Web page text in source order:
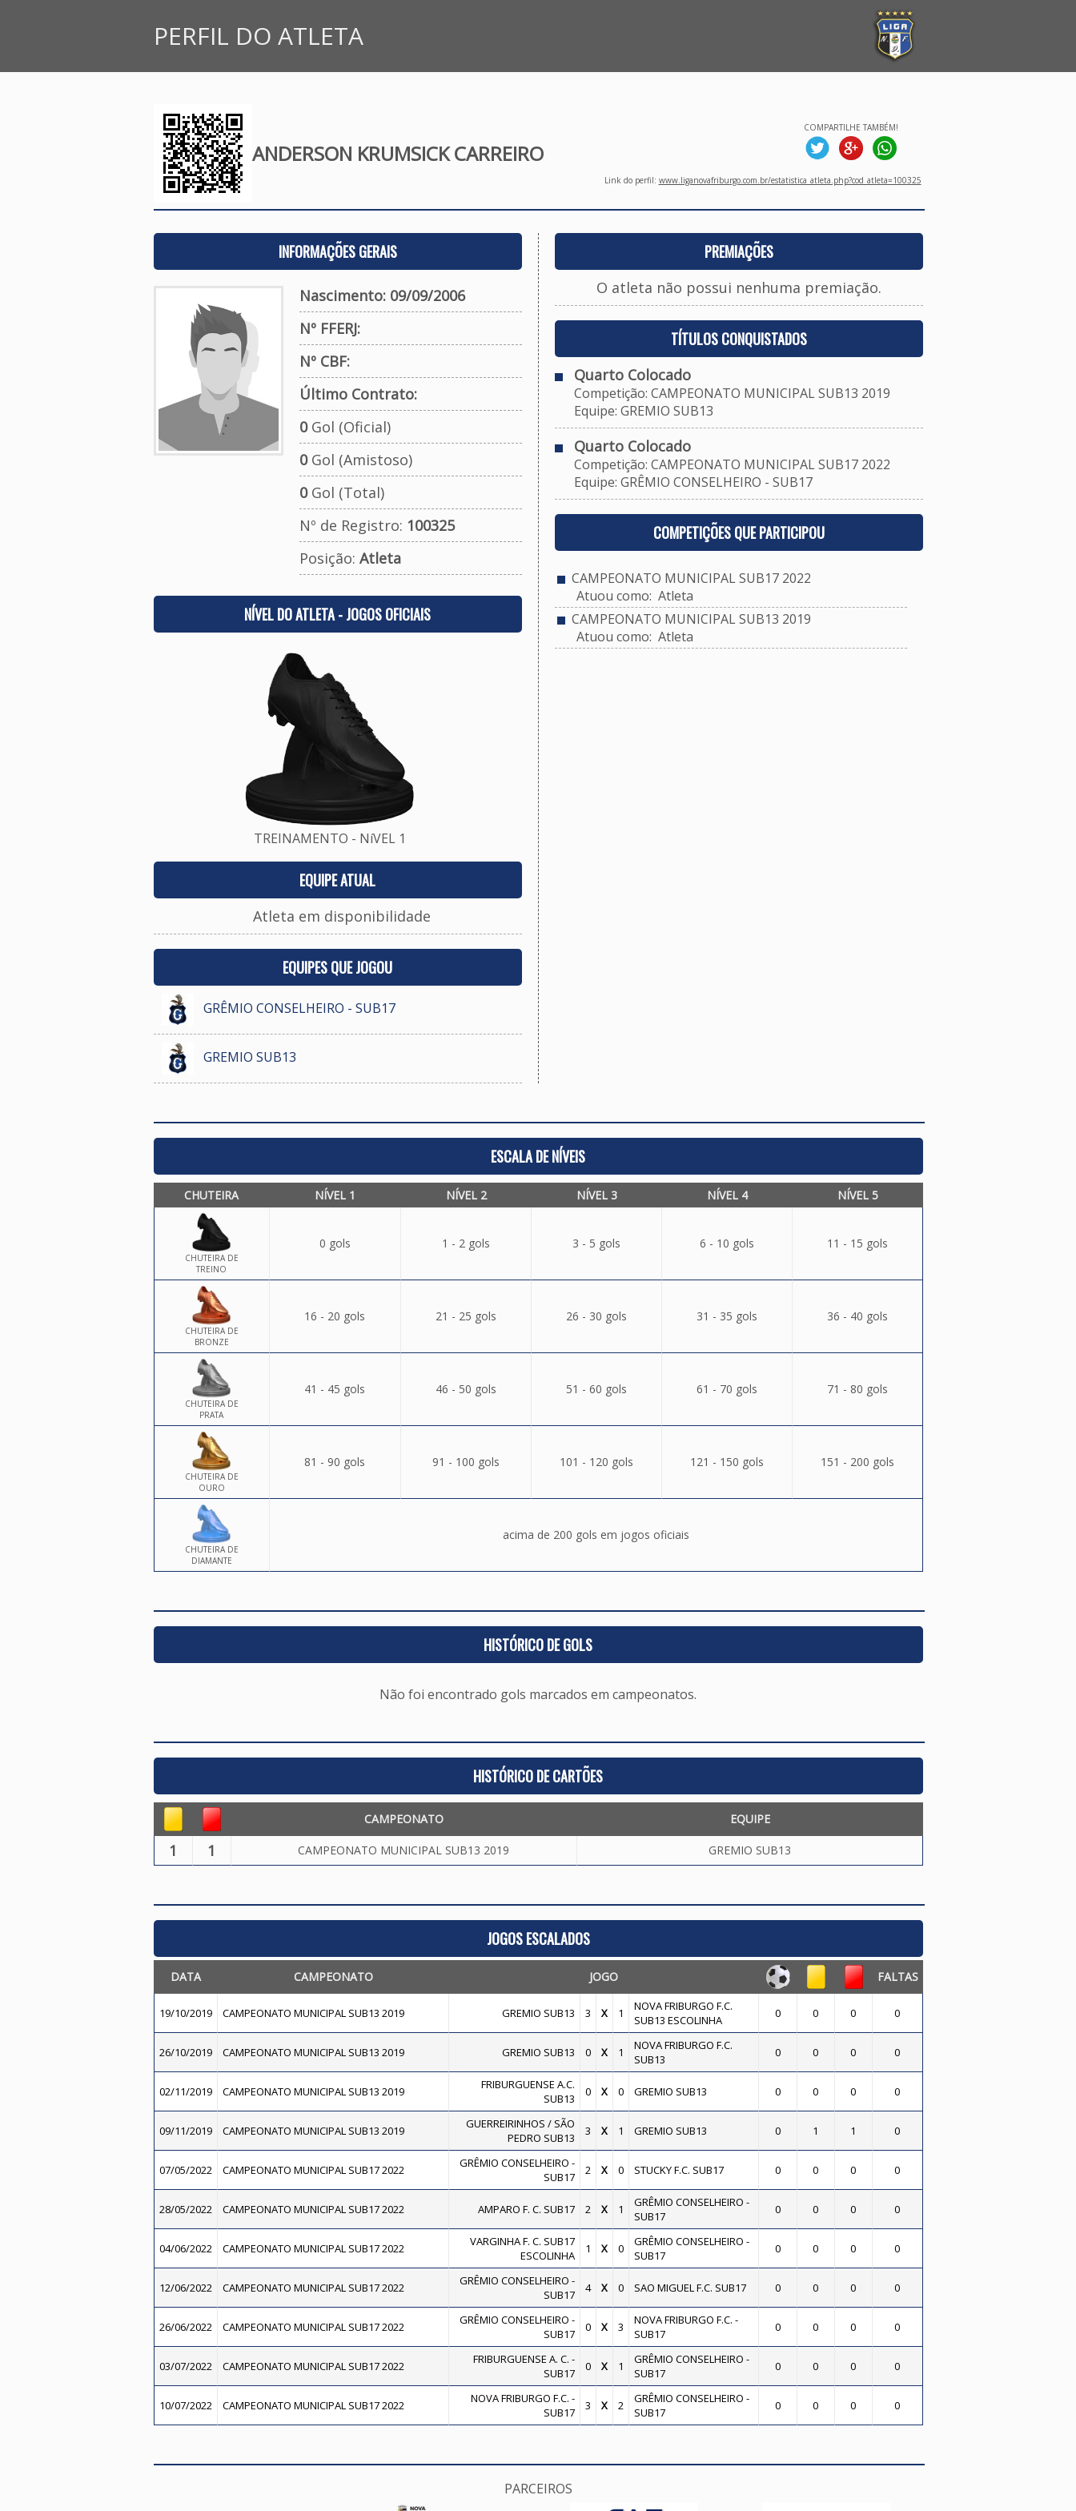
PERFIL DO ATLETA
ANDERSON KRUMSICK CARREIRO
COMPARTILHE TAMBÉM!
Link do perfil: www.liganovafriburgo.com.br/estatistica_atleta.php?cod_atleta=100325
INFORMAÇÕES GERAIS
Nascimento: 09/09/2006
Nº FFERJ:
Nº CBF:
Último Contrato:
0Gol (Oficial)
0Gol (Amistoso)
0Gol (Total)
Nº de Registro: 100325
Posição: Atleta
NÍVEL DO ATLETA - JOGOS OFICIAIS
TREINAMENTO - NíVEL 1
EQUIPE ATUAL
Atleta em disponibilidade
EQUIPES QUE JOGOU
GRÊMIO CONSELHEIRO - SUB17
GREMIO SUB13
PREMIAÇÕES
O atleta não possui nenhuma premiação.
TÍTULOS CONQUISTADOS
Quarto Colocado
Competição: CAMPEONATO MUNICIPAL SUB13 2019
Equipe: GREMIO SUB13
Quarto Colocado
Competição: CAMPEONATO MUNICIPAL SUB17 2022
Equipe: GRÊMIO CONSELHEIRO - SUB17
COMPETIÇÕES QUE PARTICIPOU
CAMPEONATO MUNICIPAL SUB17 2022
Atuou como: Atleta
CAMPEONATO MUNICIPAL SUB13 2019
Atuou como: Atleta
ESCALA DE NÍVEIS
CHUTEIRA NÍVEL 1 NÍVEL 2 NÍVEL 3 NÍVEL 4 NÍVEL 5
CHUTEIRA DE
TREINO
0 gols 1 - 2 gols 3 - 5 gols 6 - 10 gols 11 - 15 gols
CHUTEIRA DE
BRONZE
16 - 20 gols 21 - 25 gols 26 - 30 gols 31 - 35 gols 36 - 40 gols
CHUTEIRA DE
PRATA
41 - 45 gols 46 - 50 gols 51 - 60 gols 61 - 70 gols 71 - 80 gols
CHUTEIRA DE
OURO
81 - 90 gols 91 - 100 gols 101 - 120 gols 121 - 150 gols 151 - 200 gols
CHUTEIRA DE
DIAMANTE
acima de 200 gols em jogos oficiais
HISTÓRICO DE GOLS
Não foi encontrado gols marcados em campeonatos.
HISTÓRICO DE CARTÕES
CAMPEONATO EQUIPE
1 1 CAMPEONATO MUNICIPAL SUB13 2019 GREMIO SUB13
JOGOS ESCALADOS
DATA CAMPEONATO JOGO FALTAS
19/10/2019 CAMPEONATO MUNICIPAL SUB13 2019 GREMIO SUB13 3 X 1
NOVA FRIBURGO F.C.
SUB13 ESCOLINHA
0 0 0 0
26/10/2019 CAMPEONATO MUNICIPAL SUB13 2019 GREMIO SUB13 0 X 1
NOVA FRIBURGO F.C.
SUB13
0 0 0 0
02/11/2019 CAMPEONATO MUNICIPAL SUB13 2019
FRIBURGUENSE A.C.
SUB13
0 X 0 GREMIO SUB13 0 0 0 0
09/11/2019 CAMPEONATO MUNICIPAL SUB13 2019
GUERREIRINHOS / SÃO
PEDRO SUB13
3 X 1 GREMIO SUB13 0 1 1 0
07/05/2022 CAMPEONATO MUNICIPAL SUB17 2022
GRÊMIO CONSELHEIRO -
SUB17
2 X 0 STUCKY F.C. SUB17 0 0 0 0
28/05/2022 CAMPEONATO MUNICIPAL SUB17 2022 AMPARO F. C. SUB17 2 X 1
GRÊMIO CONSELHEIRO -
SUB17
0 0 0 0
04/06/2022 CAMPEONATO MUNICIPAL SUB17 2022
VARGINHA F. C. SUB17
ESCOLINHA
1 X 0
GRÊMIO CONSELHEIRO -
SUB17
0 0 0 0
12/06/2022 CAMPEONATO MUNICIPAL SUB17 2022
GRÊMIO CONSELHEIRO -
SUB17
4 X 0 SAO MIGUEL F.C. SUB17 0 0 0 0
26/06/2022 CAMPEONATO MUNICIPAL SUB17 2022
GRÊMIO CONSELHEIRO -
SUB17
0 X 3
NOVA FRIBURGO F.C. -
SUB17
0 0 0 0
03/07/2022 CAMPEONATO MUNICIPAL SUB17 2022
FRIBURGUENSE A. C. -
SUB17
0 X 1
GRÊMIO CONSELHEIRO -
SUB17
0 0 0 0
10/07/2022 CAMPEONATO MUNICIPAL SUB17 2022
NOVA FRIBURGO F.C. -
SUB17
3 X 2
GRÊMIO CONSELHEIRO -
SUB17
0 0 0 0
PARCEIROS